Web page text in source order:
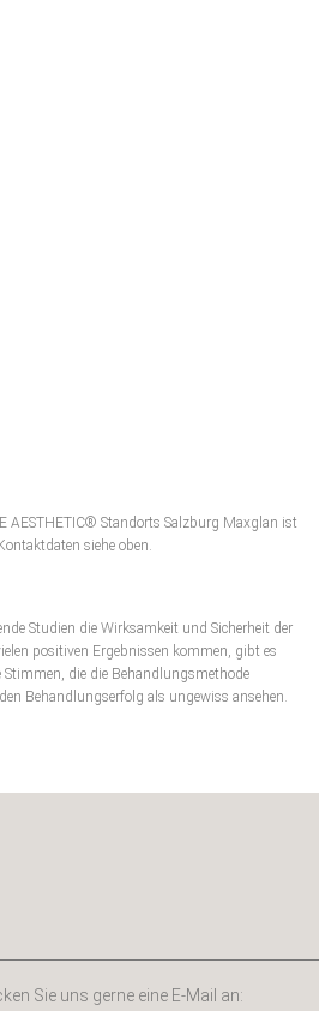
AESTHETIC® Standorts Salzburg Maxglan ist
siehe oben.
Studien die Wirksamkeit und Sicherheit der
positiven Ergebnissen kommen, gibt es
die die Behandlungsmethode
Behandlungserfolg als ungewiss ansehen.
Sie uns gerne eine E-Mail an: